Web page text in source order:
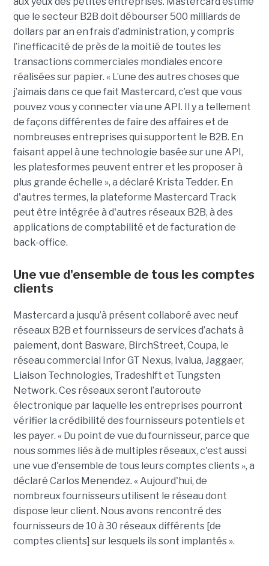
que le secteur B2B doit débourser 500 milliards de
dollars par an en frais d’administration, y compris
l’inefficacité de près de la moitié de toutes les
transactions commerciales mondiales encore
réalisées sur papier. « L’une des autres choses que
j’aimais dans ce que fait Mastercard, c’est que vous
pouvez vous y connecter via une API. Il y a tellement
de façons différentes de faire des affaires et de
nombreuses entreprises qui supportent le B2B. En
faisant appel à une technologie basée sur une API,
les platesformes peuvent entrer et les proposer à
plus grande échelle », a déclaré Krista Tedder. En
d'autres termes, la plateforme Mastercard Track
peut être intégrée à d'autres réseaux B2B, à des
applications de comptabilité et de facturation de
back-office.
Une vue d'ensemble de tous les comptes
clients
Mastercard a jusqu’à présent collaboré avec neuf
réseaux B2B et fournisseurs de services d’achats à
paiement, dont Basware, BirchStreet, Coupa, le
réseau commercial Infor GT Nexus, Ivalua, Jaggaer,
Liaison Technologies, Tradeshift et Tungsten
Network. Ces réseaux seront l’autoroute
électronique par laquelle les entreprises pourront
vérifier la crédibilité des fournisseurs potentiels et
les payer. « Du point de vue du fournisseur, parce que
nous sommes liés à de multiples réseaux, c'est aussi
une vue d'ensemble de tous leurs comptes clients », a
déclaré Carlos Menendez. « Aujourd'hui, de
nombreux fournisseurs utilisent le réseau dont
dispose leur client. Nous avons rencontré des
fournisseurs de 10 à 30 réseaux différents [de
comptes clients] sur lesquels ils sont implantés ».